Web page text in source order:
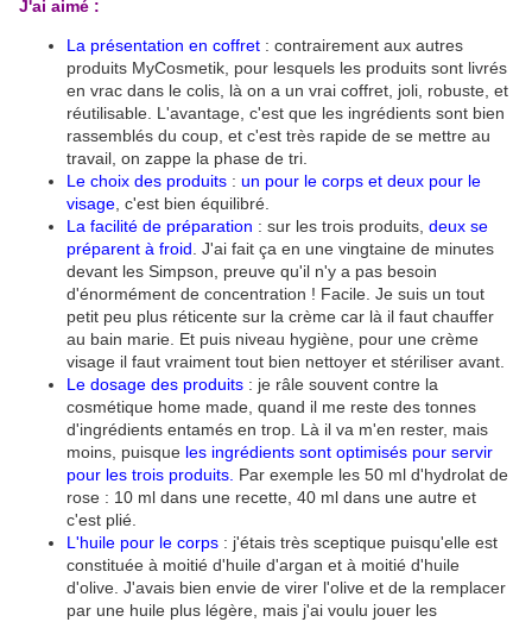
J'ai aimé :
La présentation en coffret : contrairement aux autres
produits MyCosmetik, pour lesquels les produits sont livrés
en vrac dans le colis, là on a un vrai coffret, joli, robuste, et
réutilisable. L'avantage, c'est que les ingrédients sont bien
rassemblés du coup, et c'est très rapide de se mettre au
travail, on zappe la phase de tri.
Le choix des produits : un pour le corps et deux pour le
visage , c'est bien équilibré.
La facilité de préparation : sur les trois produits, deux se
préparent à froid . J'ai fait ça en une vingtaine de minutes
devant les Simpson, preuve qu'il n'y a pas besoin
d'énormément de concentration ! Facile. Je suis un tout
petit peu plus réticente sur la crème car là il faut chauffer
au bain marie. Et puis niveau hygiène, pour une crème
visage il faut vraiment tout bien nettoyer et stériliser avant.
Le dosage des produits : je râle souvent contre la
cosmétique home made, quand il me reste des tonnes
d'ingrédients entamés en trop. Là il va m'en rester, mais
moins, puisque les ingrédients sont optimisés pour servir
pour les trois produits. Par exemple les 50 ml d'hydrolat de
rose : 10 ml dans une recette, 40 ml dans une autre et
c'est plié.
L'huile pour le corps : j'étais très sceptique puisqu'elle est
constituée à moitié d'huile d'argan et à moitié d'huile
d'olive. J'avais bien envie de virer l'olive et de la remplacer
par une huile plus légère, mais j'ai voulu jouer les